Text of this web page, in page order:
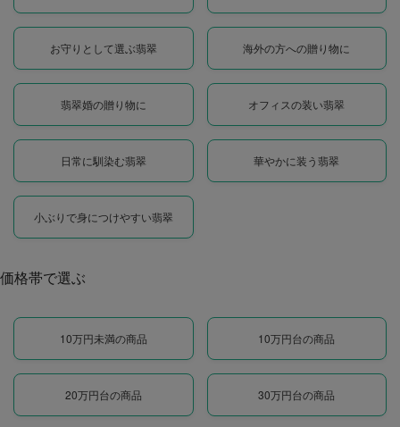
お守りとして選ぶ翡翠 海外の方への贈り物に
翡翠婚の贈り物に オフィスの装い翡翠
日常に馴染む翡翠 華やかに装う翡翠
小ぶりで身につけやすい翡翠
価格帯で選ぶ
10万円未満の商品 10万円台の商品
20万円台の商品 30万円台の商品